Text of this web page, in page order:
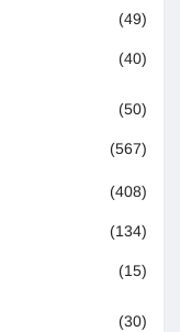
(49)
(40)
(50)
(567)
(408)
(134)
(15)
(30)